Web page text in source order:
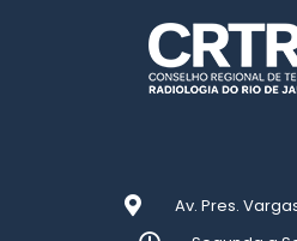
Av. Pres.